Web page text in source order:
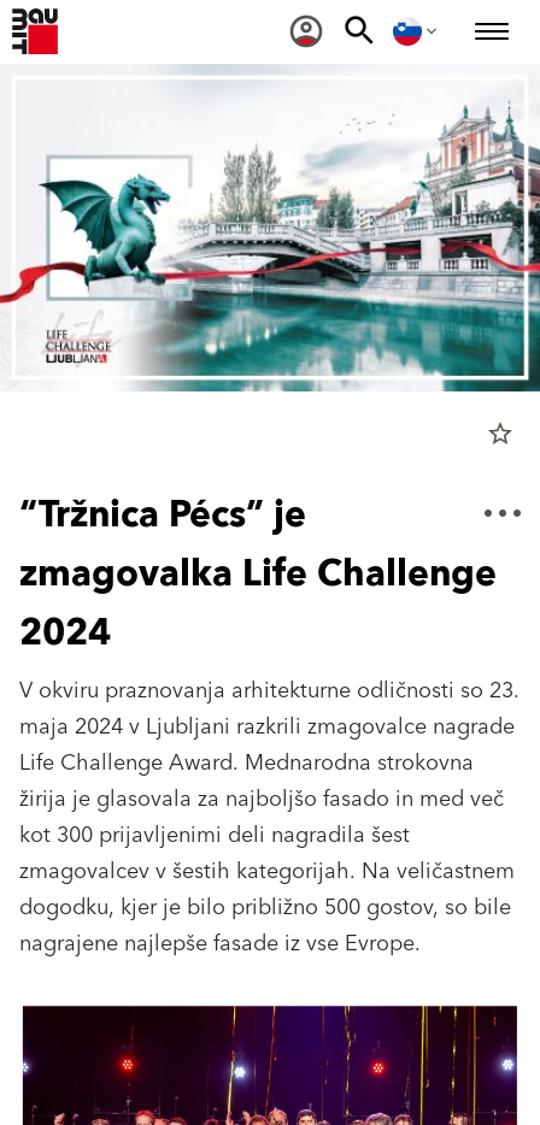
star_border
“Tržnica Pécs” je
zmagovalka Life Challenge
2024
V okviru praznovanja arhitekturne odličnosti so 23.
maja 2024 v Ljubljani razkrili zmagovalce nagrade
Life Challenge Award. Mednarodna strokovna
žirija je glasovala za najboljšo fasado in med več
kot 300 prijavljenimi deli nagradila šest
zmagovalcev v šestih kategorijah. Na veličastnem
dogodku, kjer je bilo približno 500 gostov, so bile
nagrajene najlepše fasade iz vse Evrope.